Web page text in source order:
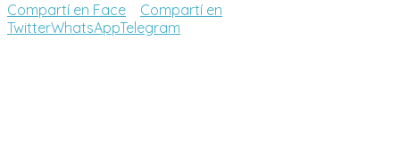
Compartí en Face
Compartí en
TwitterWhatsAppTelegram